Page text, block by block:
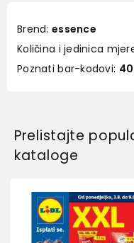
Brend: essence
Količina i jedinica
Poznati bar-kodovi:
Prelistajte
kataloge